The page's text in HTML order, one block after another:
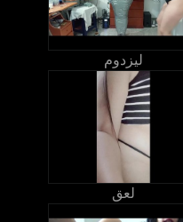
ليزدوم
لعق